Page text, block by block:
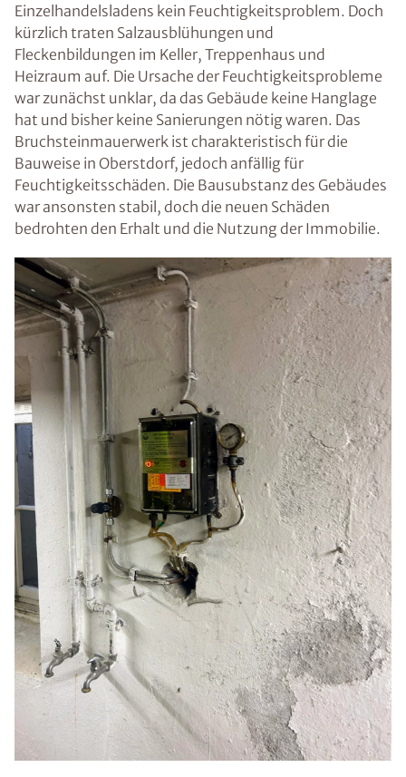
Einzelhandelsladens kein Feuchtigkeitsproblem. Doch
kürzlich traten Salzausblühungen und
Fleckenbildungen im Keller, Treppenhaus und
Heizraum auf. Die Ursache der Feuchtigkeitsprobleme
war zunächst unklar, da das Gebäude keine Hanglage
hat und bisher keine Sanierungen nötig waren. Das
Bruchsteinmauerwerk ist charakteristisch für die
Bauweise in Oberstdorf, jedoch anfällig für
Feuchtigkeitsschäden. Die Bausubstanz des Gebäudes
war ansonsten stabil, doch die neuen Schäden
bedrohten den Erhalt und die Nutzung der Immobilie.